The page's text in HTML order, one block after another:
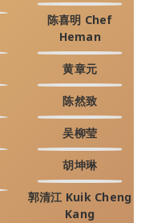
陈喜明 Chef
Heman
黄章元
陈然致
吴柳莹
胡坤琳
郭清江 Kuik Cheng
Kang